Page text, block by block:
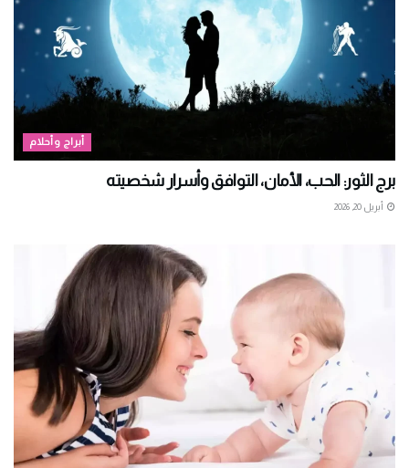
أبراج وأحلام
برج الثور: الحب، الأمان، التوافق وأسرار شخصيته
أبريل 20, 2026